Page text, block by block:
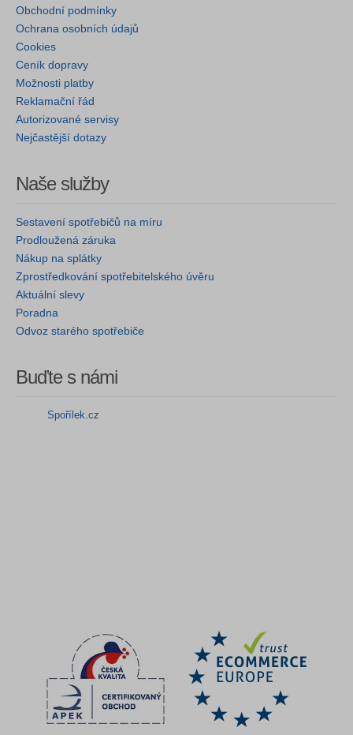
Obchodní podmínky
Ochrana osobních údajů
Cookies
Ceník dopravy
Možnosti platby
Reklamační řád
Autorizované servisy
Nejčastější dotazy
Naše služby
Sestavení spotřebičů na míru
Prodloužená záruka
Nákup na splátky
Zprostředkování spotřebitelského úvěru
Aktuální slevy
Poradna
Odvoz starého spotřebiče
Buďte s námi
Spořílek.cz